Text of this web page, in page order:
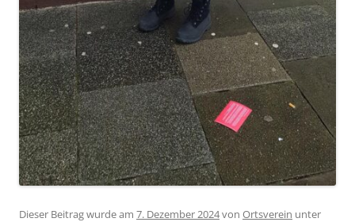
Dieser Beitrag wurde am 7. Dezember 2024von Ortsverein unter